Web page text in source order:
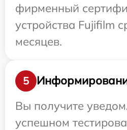
фирменный
устройства Fujifilm
месяцев.
5
Вы получите
успешном